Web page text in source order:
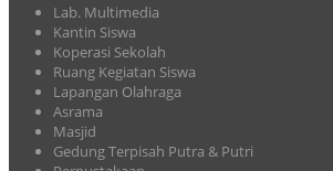
Lab. Multimedia
Kantin Siswa
Koperasi Sekolah
Ruang Kegiatan Siswa
Lapangan Olahraga
Asrama
Masjid
Gedung Terpisah Putra & Putri